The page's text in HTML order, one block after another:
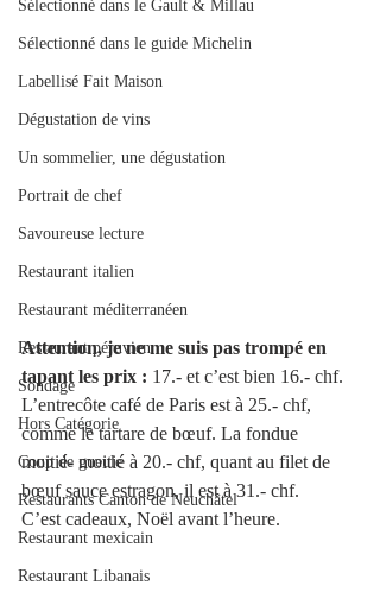
Sélectionné dans le Gault & Millau
Sélectionné dans le guide Michelin
Labellisé Fait Maison
Dégustation de vins
Un sommelier, une dégustation
Portrait de chef
Savoureuse lecture
Restaurant italien
Restaurant méditerranéen
Restaurant péruvien
Sondage
Hors Catégorie
Coup de gueule
Restaurants Canton de Neuchâtel
Restaurant mexicain
Restaurant Libanais
Attention, je ne me suis pas trompé en
tapant les prix : 17.- et c’est bien 16.- chf.
L’entrecôte café de Paris est à 25.- chf,
comme le tartare de bœuf. La fondue
moitié- moitié à 20.- chf, quant au filet de
bœuf sauce estragon, il est à 31.- chf.
C’est cadeaux, Noël avant l’heure.